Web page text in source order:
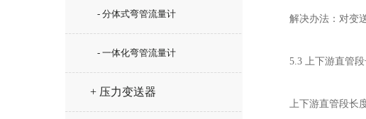
- 分体式弯管流量计
- 一体化弯管流量计
+ 压力变送器
解决办法：对变送
5.3 上下游直管段
上下游直管段长度